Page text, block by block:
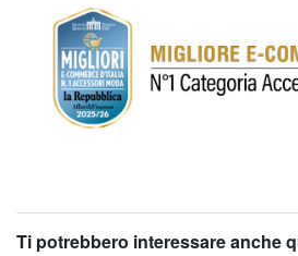
Ti potrebbero interessare anche